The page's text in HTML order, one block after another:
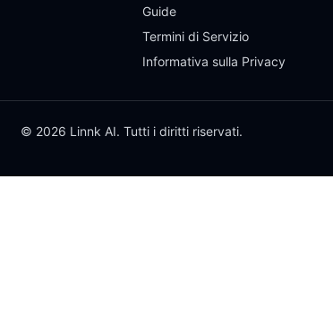
Guide
Termini di Servizio
Informativa sulla Privacy
© 2026 Linnk AI. Tutti i diritti riservati.